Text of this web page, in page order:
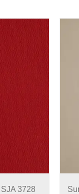
3728